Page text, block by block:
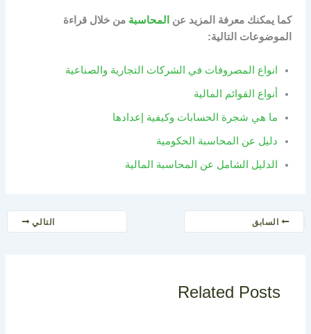
كما يمكنك معرفة المزيد عن المحاسبة من خلال قراءة
الموضوعات التالية:
انواع المصروفات في الشركات التجارية والصناعية
أنواع القوائم المالية
ما هي شجرة الحسابات وكيفية إعدادها
دليل عن المحاسبة الحكومية
الدليل الشامل عن المحاسبة المالية
السابق التالي
Related Posts